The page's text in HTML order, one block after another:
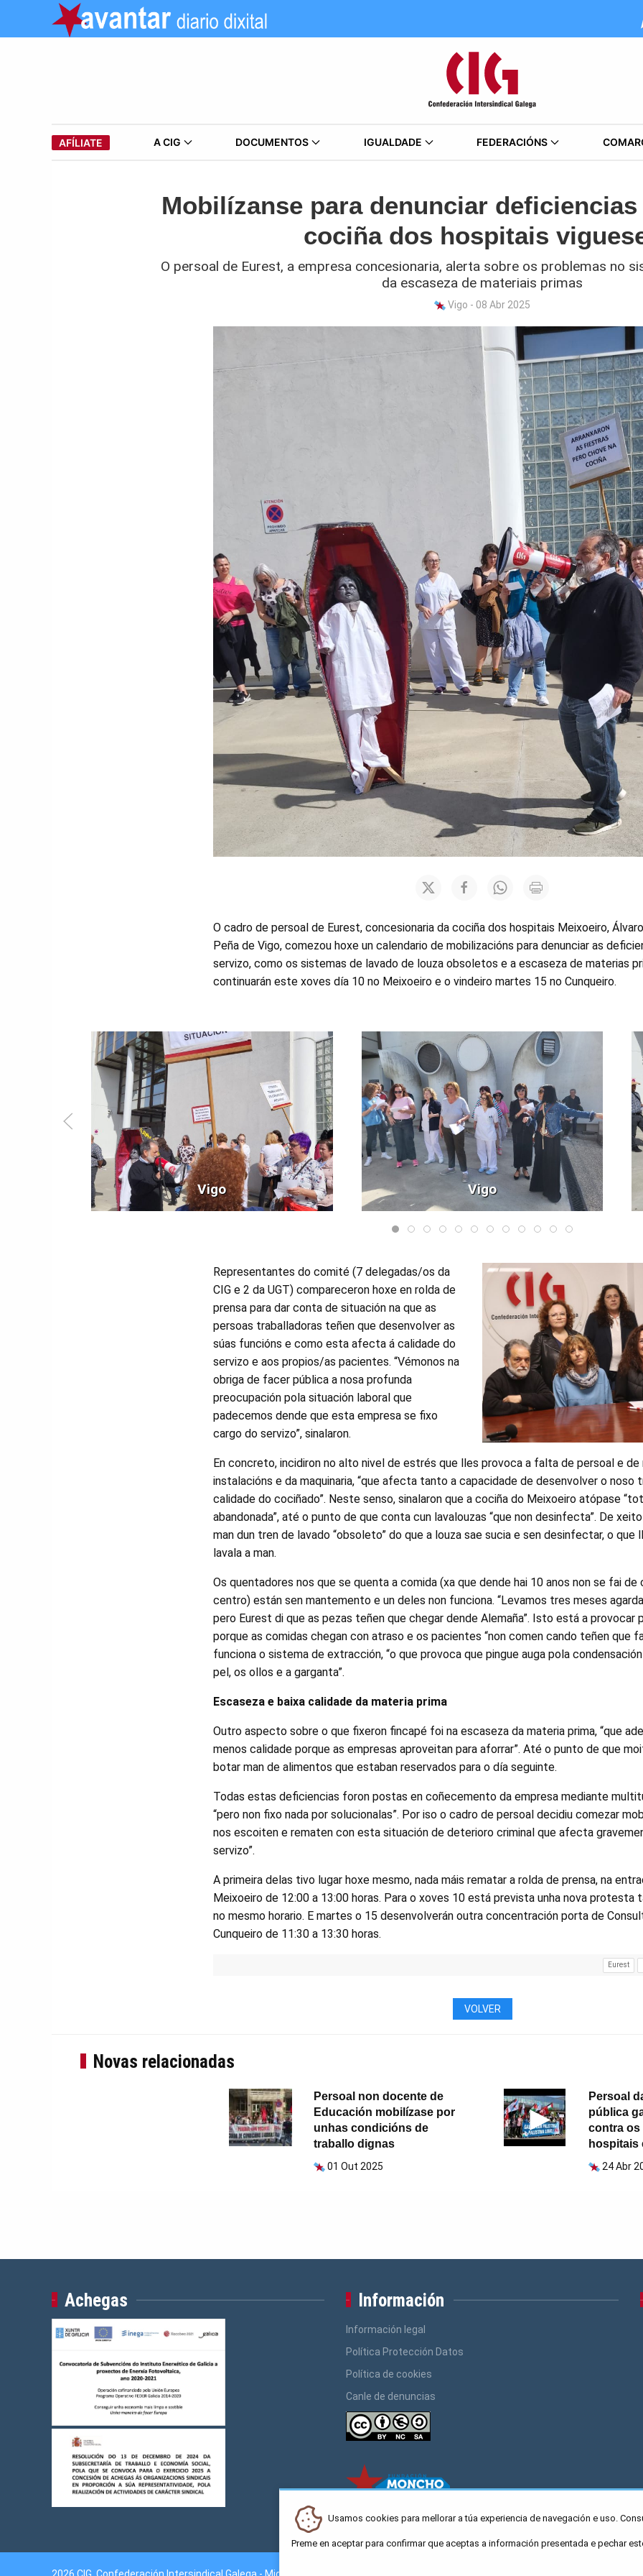
AFÍLIATE A CIG DOCUMENTOS IGUALDADE FEDERACIÓNS
Mobilízanse para denunciar
cociña dos hospitais
O persoal de Eurest, a empresa concesionaria, alerta sobre os problemas no
da escaseza de materiais primas
Vigo - 08 Abr 2025
O cadro de persoal de Eurest, concesionaria da cociña dos hospitais Meixoeiro,
Peña de Vigo, comezou hoxe un calendario de mobilizacións para denunciar as
servizo, como os sistemas de lavado de louza obsoletos e a escaseza de materias
continuarán este xoves día 10 no Meixoeiro e o vindeiro martes 15 no Cunqueiro.
Vigo Vigo
Representantes do comité (7 delegadas/os da
CIG e 2 da UGT) compareceron hoxe en rolda de
prensa para dar conta de situación na que as
persoas traballadoras teñen que desenvolver as
súas funcións e como esta afecta á calidade do
servizo e aos propios/as pacientes. “Vémonos na
obriga de facer pública a nosa profunda
preocupación pola situación laboral que
padecemos dende que esta empresa se fixo
cargo do servizo”, sinalaron.
En concreto, incidiron no alto nivel de estrés que lles provoca a falta de persoal e
instalacións e da maquinaria, “que afecta tanto a capacidade de desenvolver o noso
calidade do cociñado”. Neste senso, sinalaron que a cociña do Meixoeiro atópase
abandonada”, até o punto de que conta cun lavalouzas “que non desinfecta”. De
man dun tren de lavado “obsoleto” do que a louza sae sucia e sen desinfectar, o que
lavala a man.
Os quentadores nos que se quenta a comida (xa que dende hai 10 anos non se fai de
centro) están sen mantemento e un deles non funciona. “Levamos tres meses
pero Eurest di que as pezas teñen que chegar dende Alemaña”. Isto está a provocar
porque as comidas chegan con atraso e os pacientes “non comen cando teñen que
funciona o sistema de extracción, “o que provoca que pingue auga pola
pel, os ollos e a garganta”.
Escaseza e baixa calidade da materia prima
Outro aspecto sobre o que fixeron fincapé foi na escaseza da materia prima, “que
menos calidade porque as empresas aproveitan para aforrar”. Até o punto de que
botar man de alimentos que estaban reservados para o día seguinte.
Todas estas deficiencias foron postas en coñecemento da empresa mediante
“pero non fixo nada por solucionalas”. Por iso o cadro de persoal decidiu comezar
nos escoiten e rematen con esta situación de deterioro criminal que afecta
servizo”.
A primeira delas tivo lugar hoxe mesmo, nada máis rematar a rolda de prensa, na
Meixoeiro de 12:00 a 13:00 horas. Para o xoves 10 está prevista unha nova protesta
no mesmo horario. E martes o 15 desenvolverán outra concentración porta de
Cunqueiro de 11:30 a 13:30 horas.
Eurest
VOLVER
Novas relacionadas
Persoal non docente de
Educación mobilízase por
unhas condicións de
traballo dignas
01 Out 2025
Persoal
pública
contra os
hospitais
24 Abr
Achegas Información
Información legal
Política Protección Datos
Política de cookies
Canle de denuncias
2026 CIG. Confederación Intersindical Galega - Miguel Ferro Caaveiro 10, Santiago de Compostela
Usamos cookies para mellorar a túa experiencia de navegación e uso.
Preme en aceptar para confirmar que aceptas a información presentada e pechar